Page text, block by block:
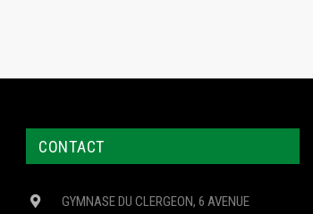
CONTACT
GYMNASE DU CLERGEON, 6 AVENUE